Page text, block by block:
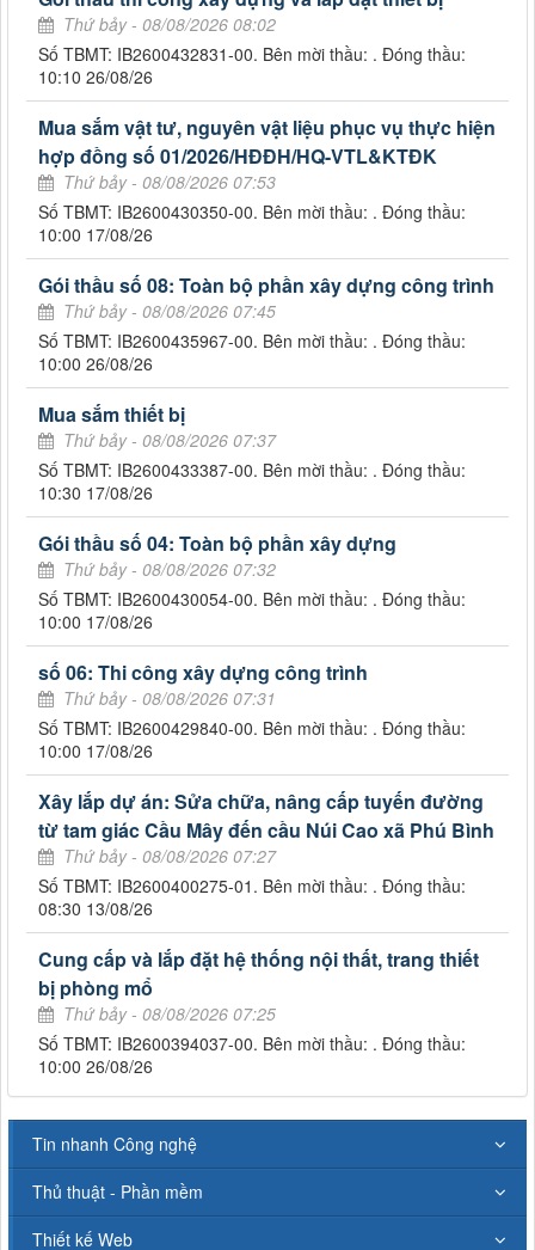
Thứ bảy - 08/08/2026 08:02
Số TBMT: IB2600432831-00. Bên mời thầu: . Đóng thầu:
10:10 26/08/26
Mua sắm vật tư, nguyên vật liệu phục vụ thực hiện
hợp đồng số 01/2026/HĐĐH/HQ-VTL&KTĐK
Thứ bảy - 08/08/2026 07:53
Số TBMT: IB2600430350-00. Bên mời thầu: . Đóng thầu:
10:00 17/08/26
Gói thầu số 08: Toàn bộ phần xây dựng công trình
Thứ bảy - 08/08/2026 07:45
Số TBMT: IB2600435967-00. Bên mời thầu: . Đóng thầu:
10:00 26/08/26
Mua sắm thiết bị
Thứ bảy - 08/08/2026 07:37
Số TBMT: IB2600433387-00. Bên mời thầu: . Đóng thầu:
10:30 17/08/26
Gói thầu số 04: Toàn bộ phần xây dựng
Thứ bảy - 08/08/2026 07:32
Số TBMT: IB2600430054-00. Bên mời thầu: . Đóng thầu:
10:00 17/08/26
số 06: Thi công xây dựng công trình
Thứ bảy - 08/08/2026 07:31
Số TBMT: IB2600429840-00. Bên mời thầu: . Đóng thầu:
10:00 17/08/26
Xây lắp dự án: Sửa chữa, nâng cấp tuyến đường
từ tam giác Cầu Mây đến cầu Núi Cao xã Phú Bình
Thứ bảy - 08/08/2026 07:27
Số TBMT: IB2600400275-01. Bên mời thầu: . Đóng thầu:
08:30 13/08/26
Cung cấp và lắp đặt hệ thống nội thất, trang thiết
bị phòng mổ
Thứ bảy - 08/08/2026 07:25
Số TBMT: IB2600394037-00. Bên mời thầu: . Đóng thầu:
10:00 26/08/26
Tin nhanh Công nghệ
Thủ thuật - Phần mềm
Thiết kế Web